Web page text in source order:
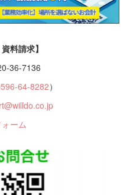
料請求】
36-7136
64-8282）
ーム